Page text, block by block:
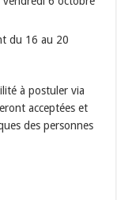
du 16 au 20
à postuler via
acceptées et
des personnes